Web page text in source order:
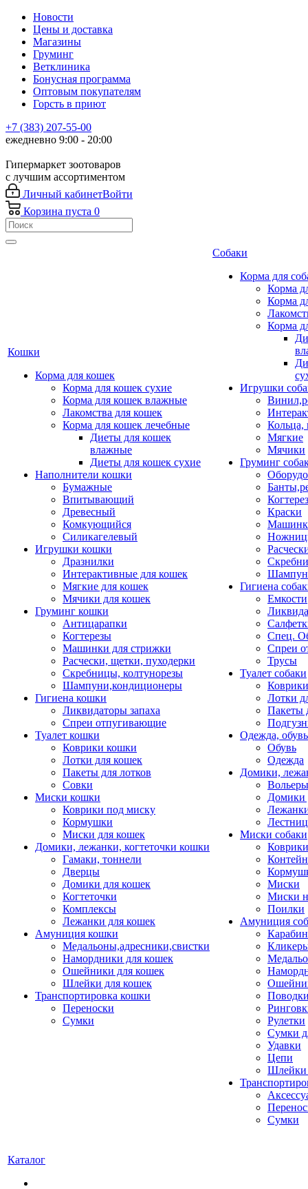
Новости
Цены и доставка
Магазины
Груминг
Ветклиника
Бонусная программа
Оптовым покупателям
Горсть в приют
+7 (383) 207-55-00
ежедневно 9:00 - 20:00
Гипермаркет зоотоваров
с лучшим ассортиментом
Личный кабинетВойти
Корзина пуста 0
Кошки
Корма для кошек
Корма для кошек сухие
Корма для кошек влажные
Лакомства для кошек
Корма для кошек лечебные
Диеты для кошек
влажные
Диеты для кошек сухие
Наполнители кошки
Бумажные
Впитывающий
Древесный
Комкующийся
Силикагелевый
Игрушки кошки
Дразнилки
Интерактивные для кошек
Мягкие для кошек
Мячики для кошек
Груминг кошки
Антицарапки
Когтерезы
Машинки для стрижки
Расчески, щетки, пуходерки
Скребницы, колтунорезы
Шампуни,кондиционеры
Гигиена кошки
Ликвидаторы запаха
Спреи отпугивающие
Туалет кошки
Коврики кошки
Лотки для кошек
Пакеты для лотков
Совки
Миски кошки
Коврики под миску
Кормушки
Миски для кошек
Домики, лежанки, когтеточки кошки
Гамаки, тоннели
Дверцы
Домики для кошек
Когтеточки
Комплексы
Лежанки для кошек
Амуниция кошки
Медальоны,адресники,свистки
Намордники для кошек
Ошейники для кошек
Шлейки для кошек
Транспортировка кошки
Переноски
Сумки
Собаки
Корма для
Корма
Корма
Корма
Игрушки
Кольца,
Мягкие
Мячики
Груминг
Краски
Гигиена
Емкости
Спец.
Спреи
Трусы
Туалет собаки
Коврики
Лотки
Пакеты
Одежда, обувь
Обувь
Одежда
Домики,
Домики
Миски собаки
Миски
Миски
Поилки
Амуниция
Рулетки
Сумки
Удавки
Цепи
Шлейки
Сумки
Каталог